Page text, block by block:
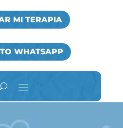
MI TERAPIA
WHATSAPP